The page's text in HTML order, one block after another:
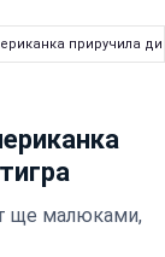
приручила
ще малюками,